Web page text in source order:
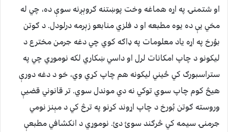
او شتمنۍ په اړه هماغه وخت پوښتنه ګروېږنه سوې ده، چي له
مخي يې ده یوه مطبعه او د فلزي منابعو زېرمه درلودل. د ګوتن
بوُرخ په اړه یاد معلومات په ډاګه کوي چي دغه جرمن مخترع د
لیکونو د چاپ امکانات لرل او داسي ښکاري لکه نوموړي چي په
ستراسبورګ کي ځيني لیکونه هم چاپ کړي وي، خو د دغه دورې
هيڅ کوم چاپ سوي توکي نه دي موندل سوي. تر قانوني قضيې
وروسته ګوتن بُورخ د چاپ اړوند کړنو په ترڅ کي د مېنز نومي
جرمنۍ سيمه کي څرګند سوئ دئ. نوموړي د انکشافي مطبعې